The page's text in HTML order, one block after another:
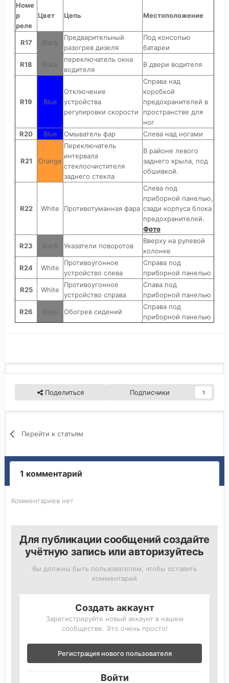
Номе
р
реле
Цвет Цепь Местоположение
R17 Black
Предварительный
разогрев дизеля
Под консолью
батареи
R18 Black
переключатель окна
водителя
В двери водителя
R19 Blue
Отключение
устройства
регулировки скорости
Справа над
коробкой
предохранителей в
пространстве для
ног
R20
Blue Омыватель фар Слева над ногами
R21 Orange
Переключатель
интервала
стеклоочистителя
заднего стекла
В районе левого
заднего крыла, под
обшивкой.
R22 White Противотуманная фара
Слева под
приборной панелью,
сзади корпуса блока
предохранителей.
Фото
R23 Black Указатели поворотов
Вверху на рулевой
колонке
R24 White
Противоугонное
устройство слева
Справа под
приборной панелью
R25 White
Противоугонное
устройство справа
Спава под
приборной панелью
R26 Black Обогрев сидений
Справа под
приборной панелью
Поделиться Подписчики 1
Перейти к статьям
1 комментарий
Комментариев нет
Для публикации сообщений создайте
учётную запись или авторизуйтесь
Вы должны быть пользователем, чтобы оставить
комментарий
Создать аккаунт
Зарегистрируйте новый аккаунт в нашем
сообществе. Это очень просто!
Регистрация нового пользователя
Войти